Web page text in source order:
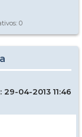
0
29-04-2013 11:46